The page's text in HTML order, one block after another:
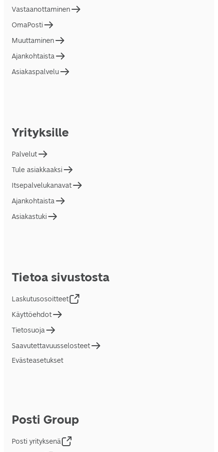
Vastaanottaminen
OmaPosti
Muuttaminen
Ajankohtaista
Asiakaspalvelu
Yrityksille
Palvelut
Tule asiakkaaksi
Itsepalvelukanavat
Ajankohtaista
Asiakastuki
Tietoa sivustosta
Laskutusosoitteet
Käyttöehdot
Tietosuoja
Saavutettavuusselosteet
Evästeasetukset
Posti Group
Posti yrityksenä